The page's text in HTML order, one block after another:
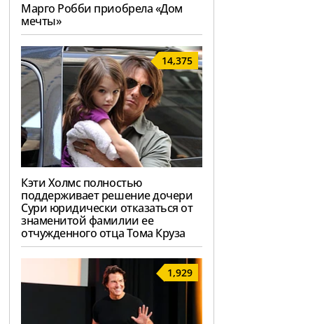
Марго Робби приобрела «Дом
мечты»
14,375
Кэти Холмс полностью
поддерживает решение дочери
Сури юридически отказаться от
знаменитой фамилии ее
отчужденного отца Тома Круза
1,929